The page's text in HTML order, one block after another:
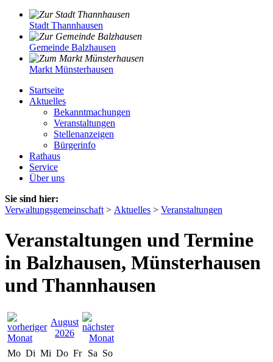
Stadt Thannhausen
Gemeinde Balzhausen
Markt Münsterhausen
Startseite
Aktuelles
Bekanntmachungen
Veranstaltungen
Stellenanzeigen
Bürgerinfo
Rathaus
Service
Über uns
Sie sind hier:
Verwaltungsgemeinschaft > Aktuelles > Veranstaltungen
Veranstaltungen und Termine
in Balzhausen, Münsterhausen
und Thannhausen
August
2026
Mo Di Mi Do Fr Sa So